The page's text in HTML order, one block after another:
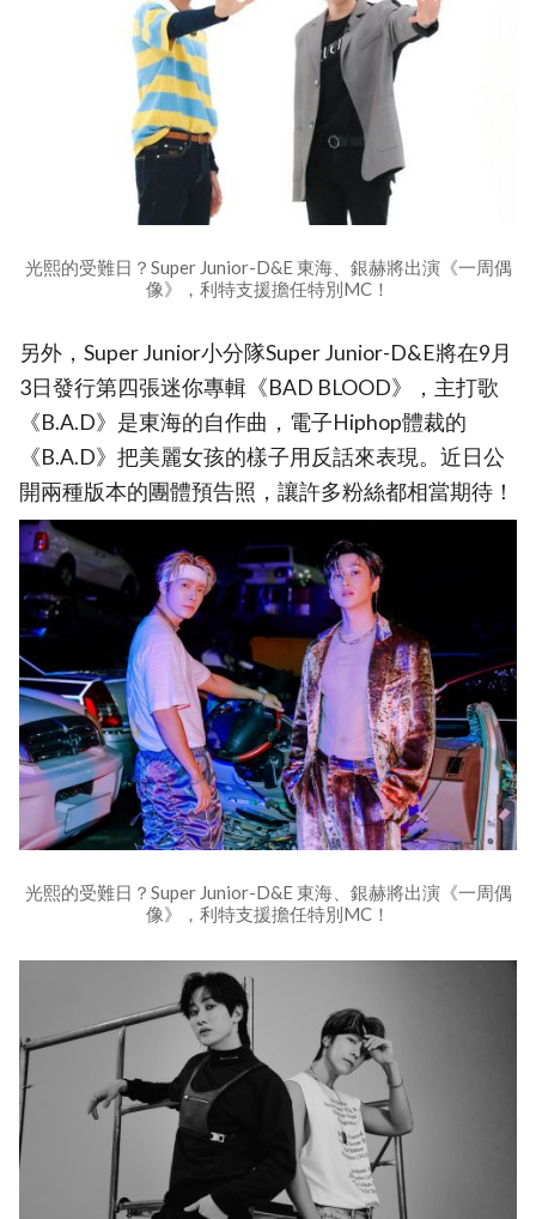
光熙的受難日？Super Junior-D&E 東海、銀赫將出演《一周偶
像》，利特支援擔任特別MC！
另外，Super Junior小分隊Super Junior-D&E將在9月
3日發行第四張迷你專輯《BAD BLOOD》，主打歌
《B.A.D》是東海的自作曲，電子Hiphop體裁的
《B.A.D》把美麗女孩的樣子用反話來表現。近日公
開兩種版本的團體預告照，讓許多粉絲都相當期待！
光熙的受難日？Super Junior-D&E 東海、銀赫將出演《一周偶
像》，利特支援擔任特別MC！